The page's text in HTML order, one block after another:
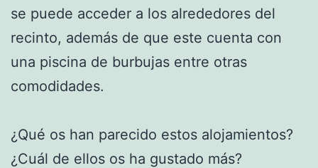
se puede acceder a los alrededores del
recinto, además de que este cuenta con
una piscina de burbujas entre otras
comodidades.
¿Qué os han parecido estos alojamientos?
¿Cuál de ellos os ha gustado más?